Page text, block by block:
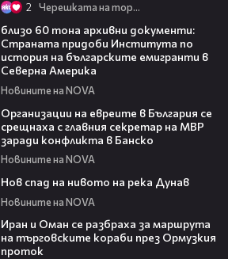
2 Черешката на тортата
близо 60 тона архивни документи:
Страната придоби Института по
история на българските емигранти в
Северна Америка
Новините на NOVA
Организации на евреите в България се
срещнаха с главния секретар на МВР
заради конфликта в Банско
Новините на NOVA
Нов спад на нивото на река Дунав
Новините на NOVA
Иран и Оман се разбраха за маршрута
на търговските кораби през Ормузкия
проток